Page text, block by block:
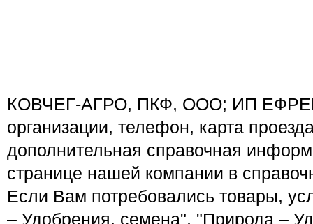
КОВЧЕГ-АГРО, ПКФ, ООО; ИП
организации, телефон, карта
дополнительная справочная
странице нашей компании в
Если Вам потребовались товары,
– Удобрения, семена", "Природа –